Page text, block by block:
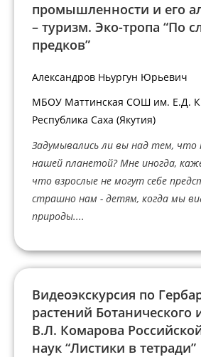
промышленности и его
– туризм. Эко-тропа “По
предков”
Александров Ньургун Юрьевич
МБОУ Маттинская СОШ им. Е.Д.
Республика Саха (Якутия)
Задумывались ли вы над тем, что
нашей планетой? Мне иногда,
что взрослые не могут себе
страшно нам - детям, когда мы
природы....
Видеоэкскурсия по
растений Ботанического
В.Л. Комарова
наук “Листики в тетради”